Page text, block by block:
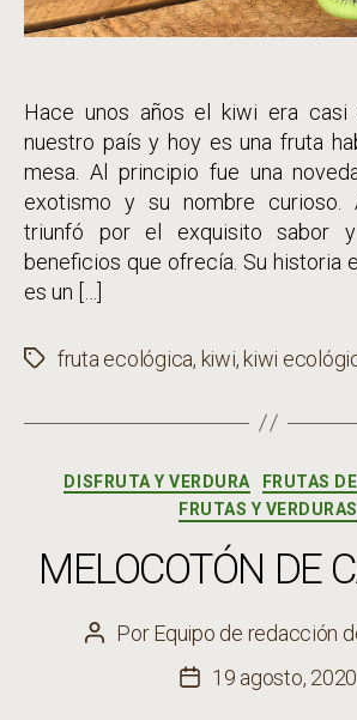
Hace unos años el kiwi era casi
nuestro país y hoy es una fruta
mesa. Al principio fue una
exotismo y su nombre curioso.
triunfó por el exquisito sabor
beneficios que ofrecía. Su historia
es un […]
Etiquetas
fruta ecológica, kiwi,kiwi
DISFRUTA Y VERDURA
FRUTAS
FRUTAS Y VERDURAS
MELOCOTÓN DE
Autor
PorEquipo de redacción
Fecha
19 agosto, 2020